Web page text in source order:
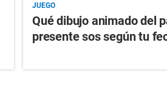
JUEGO
Qué dibujo animado del
presente sos según tu